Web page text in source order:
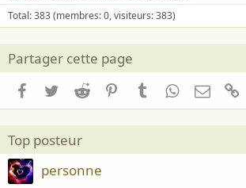
Total: 383 (membres: 0, visiteurs: 383)
Partager cette page
Facebook
TwitterReddit PinterestTumblrWhatsApp
Email
Top posteur
personne